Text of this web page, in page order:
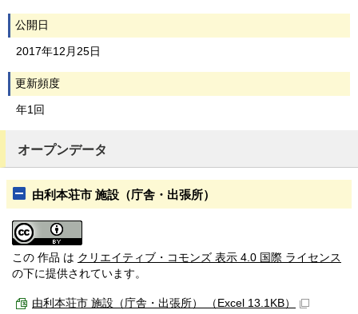
公開日
2017年12月25日
更新頻度
年1回
オープンデータ
由利本荘市 施設（庁舎・出張所）
この 作品 は クリエイティブ・コモンズ 表示 4.0 国際 ライセンス
の下に提供されています。
由利本荘市 施設（庁舎・出張所） （Excel 13.1KB）